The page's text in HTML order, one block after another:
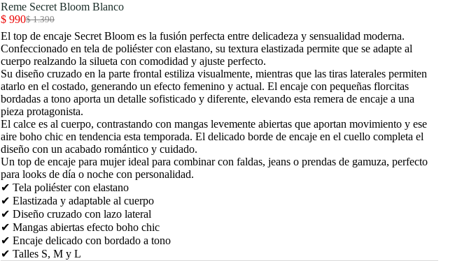
Reme Secret Bloom Blanco
$1.390
El
precio
original
era:
$ 1.390.
$ 990El
precio
actual
es:
$ 990.
El top de encaje Secret Bloom es la fusión perfecta entre delicadeza y sensualidad moderna.
Confeccionado en tela de poliéster con elastano, su textura elastizada permite que se adapte al
cuerpo realzando la silueta con comodidad y ajuste perfecto.
Su diseño cruzado en la parte frontal estiliza visualmente, mientras que las tiras laterales permiten
atarlo en el costado, generando un efecto femenino y actual. El encaje con pequeñas florcitas
bordadas a tono aporta un detalle sofisticado y diferente, elevando esta remera de encaje a una
pieza protagonista.
El calce es al cuerpo, contrastando con mangas levemente abiertas que aportan movimiento y ese
aire boho chic en tendencia esta temporada. El delicado borde de encaje en el cuello completa el
diseño con un acabado romántico y cuidado.
Un top de encaje para mujer ideal para combinar con faldas, jeans o prendas de gamuza, perfecto
para looks de día o noche con personalidad.
✔ Tela poliéster con elastano
✔ Elastizada y adaptable al cuerpo
✔ Diseño cruzado con lazo lateral
✔ Mangas abiertas efecto boho chic
✔ Encaje delicado con bordado a tono
✔ Talles S, M y L